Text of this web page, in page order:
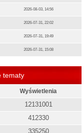
2026-08-03, 14:56
2026-07-31, 22:02
2026-07-31, 19:49
2026-07-31, 15:08
tematy
Wyświetlenia
12131001
412330
335250